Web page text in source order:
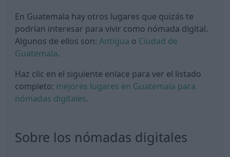
En Guatemala hay otros lugares que quizás te
podrían interesar para vivir como nómada digital.
Algunos de ellos son: Antigua o Ciudad de
Guatemala.
Haz clic en el siguiente enlace para ver el listado
completo: mejores lugares en Guatemala para
nómadas digitales.
Sobre los nómadas digitales